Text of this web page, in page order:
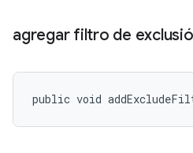
agregar filtro de
public void